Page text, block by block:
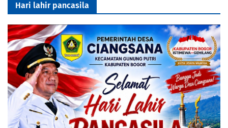
Hari lahir pancasila